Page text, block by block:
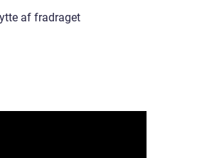
af fradraget